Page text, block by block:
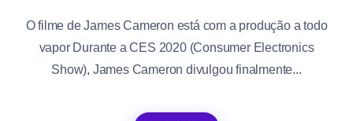
O filme de James Cameron está com a produção a todo
vapor Durante a CES 2020 (Consumer Electronics
Show), James Cameron divulgou finalmente...